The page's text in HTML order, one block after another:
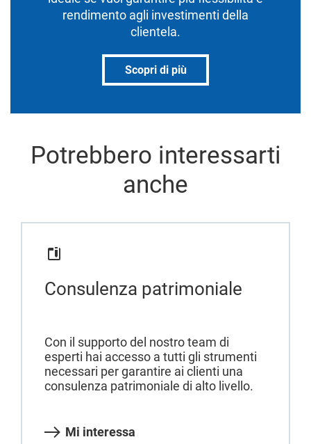
rendimento agli investimenti della
clientela.
Scopri di più
Potrebbero interessarti
anche
Consulenza patrimoniale
Con il supporto del nostro team di
esperti hai accesso a tutti gli strumenti
necessari per garantire ai clienti una
consulenza patrimoniale di alto livello.
Mi interessa